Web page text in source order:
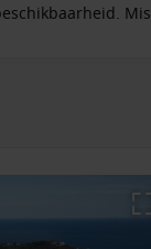
Mis